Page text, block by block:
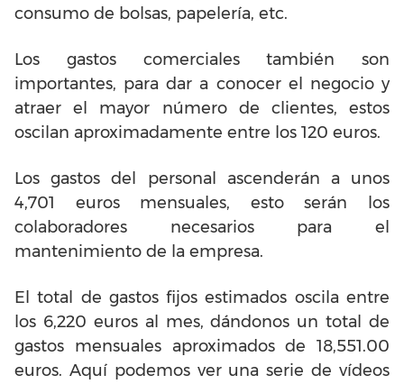
consumo de bolsas, papelería, etc.
Los gastos comerciales también son
importantes, para dar a conocer el negocio y
atraer el mayor número de clientes, estos
oscilan aproximadamente entre los 120 euros.
Los gastos del personal ascenderán a unos
4,701 euros mensuales, esto serán los
colaboradores necesarios para el
mantenimiento de la empresa.
El total de gastos fijos estimados oscila entre
los 6,220 euros al mes, dándonos un total de
gastos mensuales aproximados de 18,551.00
euros. Aquí podemos ver una serie de vídeos